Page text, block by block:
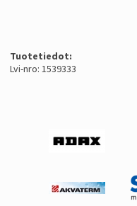
Tuotetiedot:
Lvi-nro: 1539333